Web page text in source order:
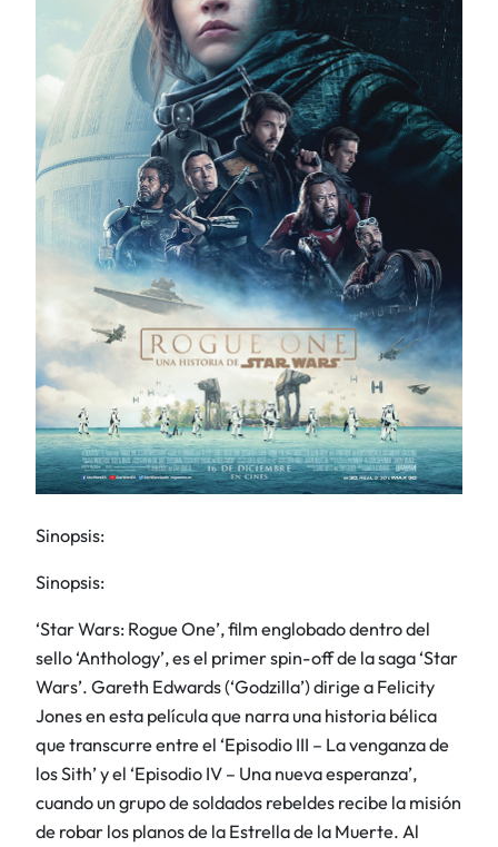
Sinopsis:
Sinopsis:
‘Star Wars: Rogue One’, film englobado dentro del
sello ‘Anthology’, es el primer spin-off de la saga ‘Star
Wars’. Gareth Edwards (‘Godzilla’) dirige a Felicity
Jones en esta película que narra una historia bélica
que transcurre entre el ‘Episodio III – La venganza de
los Sith’ y el ‘Episodio IV – Una nueva esperanza’,
cuando un grupo de soldados rebeldes recibe la misión
de robar los planos de la Estrella de la Muerte. Al